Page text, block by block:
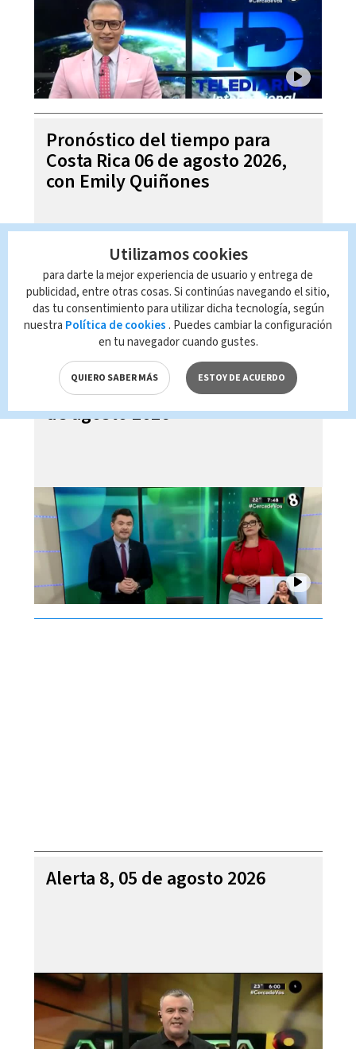
Pronóstico del tiempo para
Costa Rica 06 de agosto 2026,
con Emily Quiñones
Noticias Telediario Estelar, 05
de agosto 2026
Alerta 8, 05 de agosto 2026
Utilizamos cookies
para darte la mejor experiencia de usuario y entrega de
publicidad, entre otras cosas. Si continúas navegando el sitio,
das tu consentimiento para utilizar dicha tecnología, según
nuestra Política de cookies . Puedes cambiar la configuración
en tu navegador cuando gustes.
QUIERO SABER MÁS ESTOY DE ACUERDO